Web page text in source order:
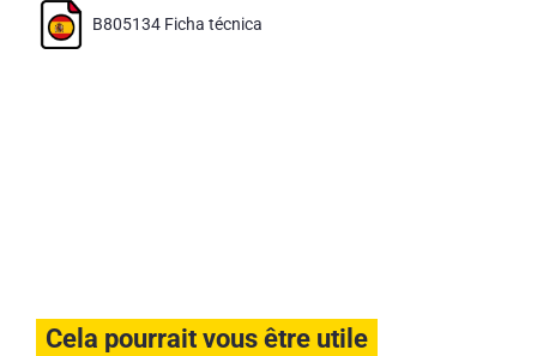
B805134 Ficha técnica
Cela pourrait vous être utile